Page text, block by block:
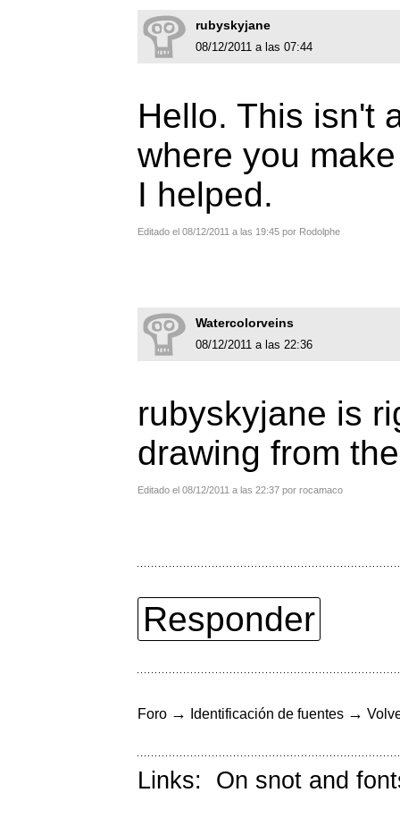
rubyskyjane
08/12/2011 a las 07:44
Hello. This isn't
where you
I helped.
Editado el 08/12/2011 a las 19:45 por Rodolphe
Watercolorveins
08/12/2011 a las 22:36
rubyskyjane is
drawing from
Editado el 08/12/2011 a las 22:37 por rocamaco
Responder
Foro → Identificación de fuentes →
Links: On snot and